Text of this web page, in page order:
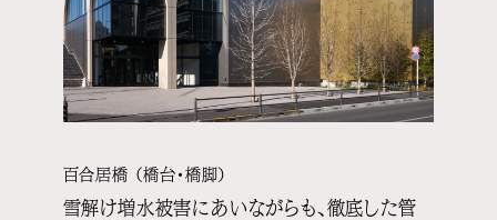
百合居橋 （橋台・橋脚）
雪解け増水被害にあいながらも、徹底した管